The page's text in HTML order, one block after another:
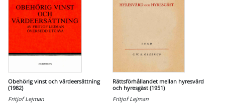
Obehörig vinst och värdeersättning
(1982)
Fritjof Lejman
Rättsförhållandet mellan hyresvärd
och hyresgäst (1951)
Fritjof Lejman